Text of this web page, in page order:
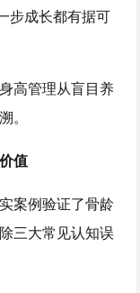
步成长都有据可
高管理从盲目养
。
值
案例验证了骨龄
三大常见认知误